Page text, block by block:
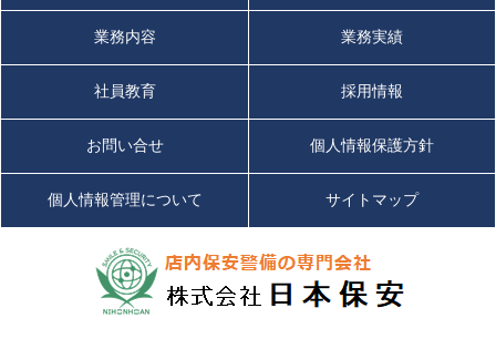
業務内容 業務実績
社員教育 採用情報
お問い合せ 個人情報保護方針
個人情報管理について サイトマップ